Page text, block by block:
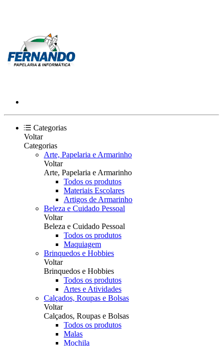
Categorias
Voltar
Categorias
Arte, Papelaria e Armarinho
Voltar
Arte, Papelaria e Armarinho
Todos os produtos
Materiais Escolares
Artigos de Armarinho
Beleza e Cuidado Pessoal
Voltar
Beleza e Cuidado Pessoal
Todos os produtos
Maquiagem
Brinquedos e Hobbies
Voltar
Brinquedos e Hobbies
Todos os produtos
Artes e Atividades
Calçados, Roupas e Bolsas
Voltar
Calçados, Roupas e Bolsas
Todos os produtos
Malas
Mochila